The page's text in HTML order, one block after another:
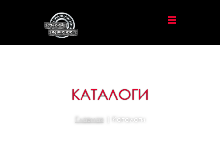
КАТАЛОГИ
Главная| Каталоги